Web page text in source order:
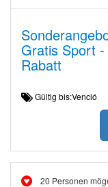
Gratis Sport
Rabatt
Gültig bis:Venció
20 Personen